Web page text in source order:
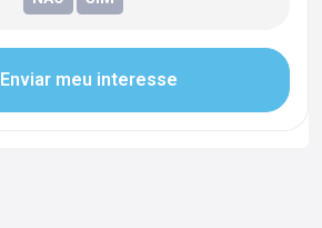
Enviar meu interesse